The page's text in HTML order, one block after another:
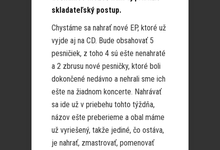
skladateľský postup.
Chystáme sa nahrať nové EP, ktoré už
vyjde aj na CD. Bude obsahovať 5
pesničiek, z toho 4 sú ešte nenahraté
a 2 zbrusu nové pesničky, ktoré boli
dokončené nedávno a nehrali sme ich
ešte na žiadnom koncerte. Nahrávať
sa ide už v priebehu tohto týždňa,
názov ešte preberieme a obal máme
už vyriešený, takže jediné, čo ostáva,
je nahrať, zmastrovať, pomenovať